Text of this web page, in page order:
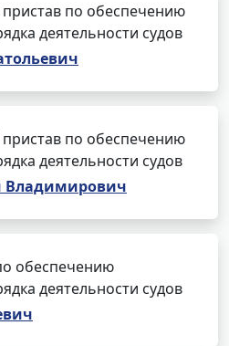
по обеспечению
деятельности судов
по обеспечению
деятельности судов
Владимирович
обеспечению
деятельности судов